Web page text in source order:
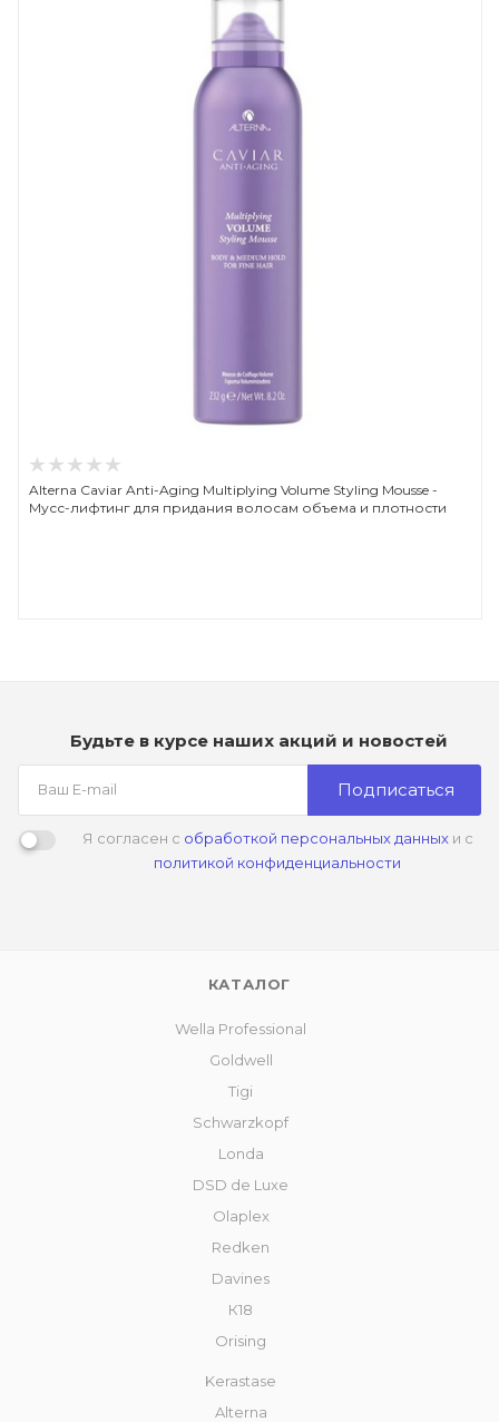
Alterna Caviar Anti-Aging Multiplying Volume Styling Mousse -
Мусс-лифтинг для придания волосам объема и плотности
Будьте в курсе наших акций и новостей
Подписаться
Я согласен с обработкой персональных данныхи с
политикой конфиденциальности
КАТАЛОГ
Wella Professional
Goldwell
Tigi
Schwarzkopf
Londa
DSD de Luxe
Olaplex
Redken
Davines
К18
Orising
Kerastase
Alterna